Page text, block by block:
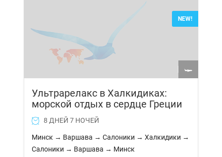
NEW!
Ультрарелакс в Халкидиках:
морской отдых в сердце Греции
8 ДНЕЙ 7 НОЧЕЙ
Минск → Варшава → Салоники → Халкидики →
Салоники → Варшава → Минск